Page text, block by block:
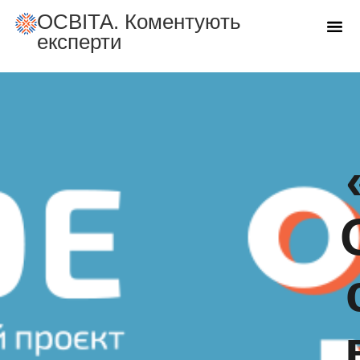
ОСВIТА. Коментують
експерти